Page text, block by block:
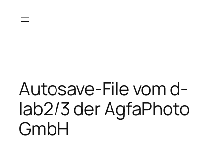
Autosave-File vom d-
lab2/3 der AgfaPhoto
GmbH